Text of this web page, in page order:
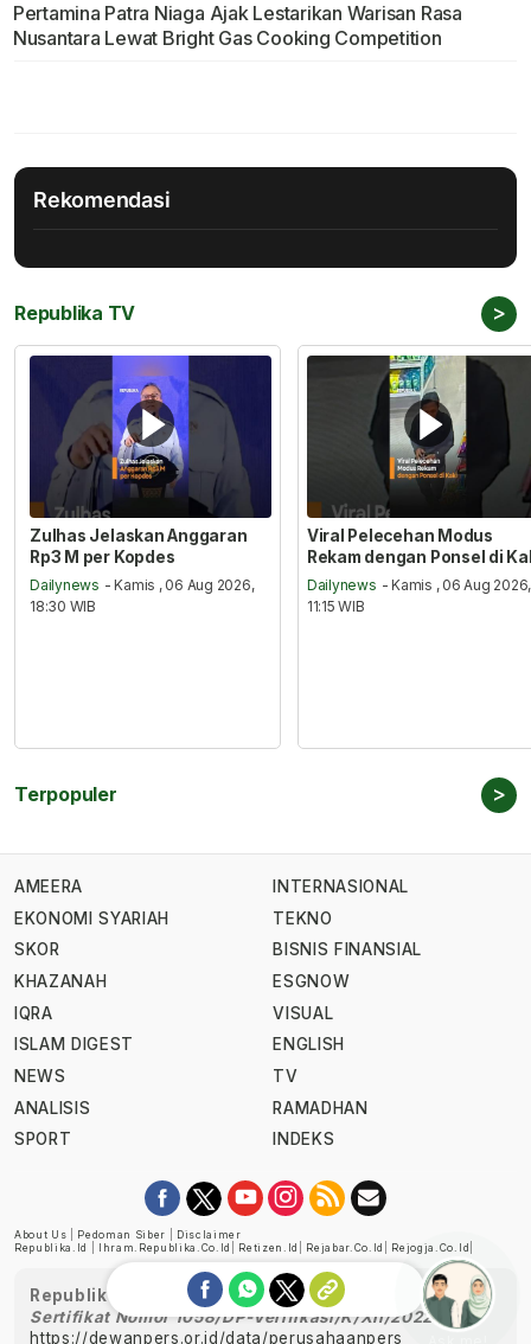
Pertamina Patra Niaga Ajak Lestarikan Warisan Rasa
Nusantara Lewat Bright Gas Cooking Competition
Rekomendasi
Republika TV >
Zulhas Jelaskan Anggaran
Rp3 M per Kopdes
Dailynews - Kamis , 06 Aug 2026,
18:30 WIB
Viral Pelecehan Modus
Rekam dengan Ponsel di
Dailynews - Kamis , 06 Aug 2026,
11:15 WIB
Terpopuler >
AMEERA
EKONOMI SYARIAH
SKOR
KHAZANAH
IQRA
ISLAM DIGEST
NEWS
ANALISIS
SPORT
INTERNASIONAL
TEKNO
BISNIS FINANSIAL
ESGNOW
VISUAL
ENGLISH
TV
RAMADHAN
INDEKS
About Us Pedoman Siber
Disclaimer
Republika.id
Ihram.republika.co.id Retizen.id Rejabar.co.id Rejogja.co.id
Republika telah diverifikasi oleh Dewan Pers
Sertifikat Nomor 1058/DP-Verifikasi/K/XII/2022
https://dewanpers.or.id/data/perusahaanpers